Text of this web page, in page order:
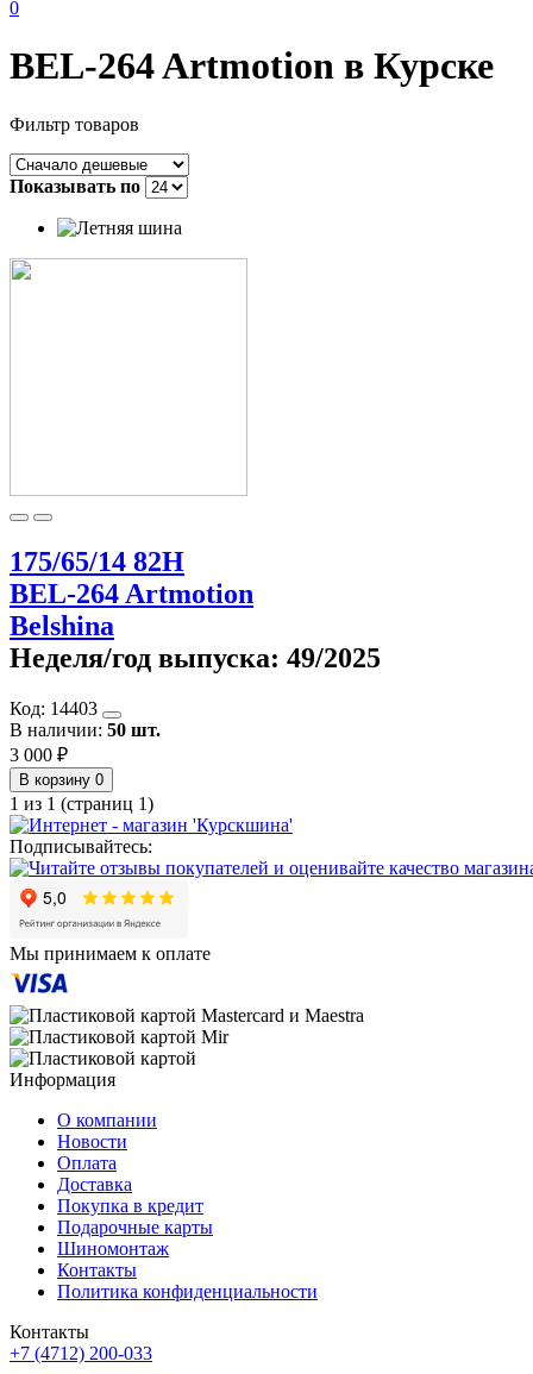
0
BEL-264 Artmotion в Курске
Фильтр товаров
Показывать по
175/65/14 82H
BEL-264 Artmotion
Belshina
Неделя/год выпуска: 49/2025
Код: 14403
В наличии: 50 шт.
3 000 ₽
В корзину 0
1 из 1 (страниц 1)
Подписывайтесь:
Мы принимаем к оплате
Информация
О компании
Новости
Оплата
Доставка
Покупка в кредит
Подарочные карты
Шиномонтаж
Контакты
Политика конфиденциальности
Контакты
+7 (4712) 200-033